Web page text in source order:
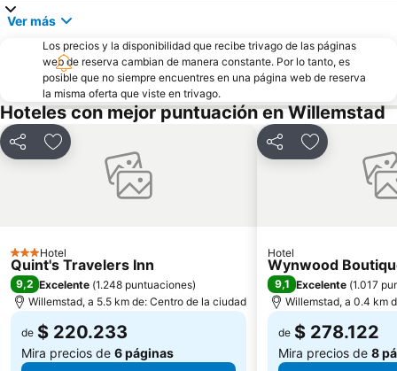
Ver más
Los precios y la disponibilidad que recibe trivago de las páginas
web de reserva cambian de manera constante. Por lo tanto, es
posible que no siempre encuentres en una página web de reserva
la misma oferta que viste en trivago.
Hoteles con mejor puntuación en Willemstad
CompartirAgregar a favoritos
3 Estrellas
Hotel
Quint's Travelers Inn
9,2 Excelente (1.248 puntuaciones)
Willemstad, a 5.5 km de: Centro de la ciudad
de $ 220.233
Mira precios de 6 páginas
CompartirAgregar a
Hotel
Wynwood
9,1 Excelente (1.017
Willemstad, a 0.4 km
de $ 278.122
Mira precios de 8